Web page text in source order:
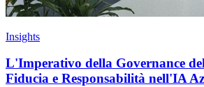
Insights
L'Imperativo della Governance
Fiducia e Responsabilità nell'IA